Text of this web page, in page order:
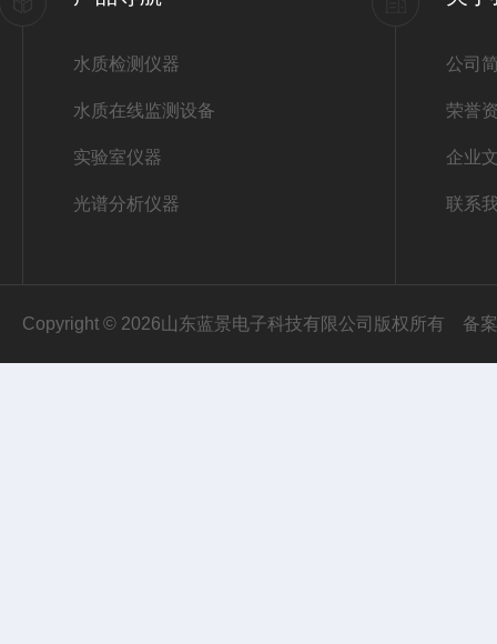
水质检测仪器
水质在线监测设备
实验室仪器
光谱分析仪器
公司
荣誉
企业
联系
Copyright © 2026山东蓝景电子科技有限公司版权所有 备